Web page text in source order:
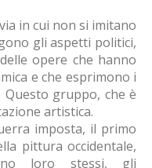
in cui non si imitano
gli aspetti politici,
opere che hanno
e che esprimono i
Questo gruppo, che è
artistica.
imposta, il primo
pittura occidentale,
loro stessi, gli